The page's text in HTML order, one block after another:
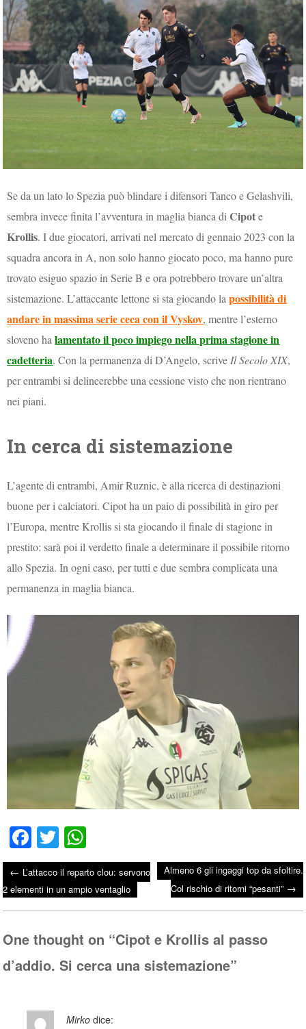
Se da un lato lo Spezia può blindare i difensori Tanco e Gelashvili,
sembra invece finita l’avventura in maglia bianca diCipote
Krollis. I due giocatori, arrivati nel mercato di gennaio 2023 con la
squadra ancora in A, non solo hanno giocato poco, ma hanno pure
trovato esiguo spazio in Serie B e ora potrebbero trovare un’altra
sistemazione. L’attaccante lettone si sta giocando lapossibilità di
andare in massima serie ceca con il Vyskov, mentre l’esterno
sloveno halamentato il poco impiego nella prima stagione in
cadetteria. Con la permanenza di D’Angelo, scrive Il Secolo XIX,
per entrambi si delineerebbe una cessione visto che non rientrano
nei piani.
In cerca di sistemazione
L’agente di entrambi, Amir Ruznic, è alla ricerca di destinazioni
buone per i calciatori. Cipot ha un paio di possibilità in giro per
l’Europa, mentre Krollis si sta giocando il finale di stagione in
prestito: sarà poi il verdetto finale a determinare il possibile ritorno
allo Spezia. In ogni caso, per tutti e due sembra complicata una
permanenza in maglia bianca.
Fa
ce
bo
ok
T
wi
tte
r
ha
ts
A
Post navigation
← L’attacco il reparto clou: servono
2 elementi in un ampio ventaglio
Almeno 6 gli ingaggi top da sfoltire.
Col rischio di ritorni “pesanti” →
One thought on “Cipot e Krollis al passo
d’addio. Si cerca una sistemazione”
Mirko dice: